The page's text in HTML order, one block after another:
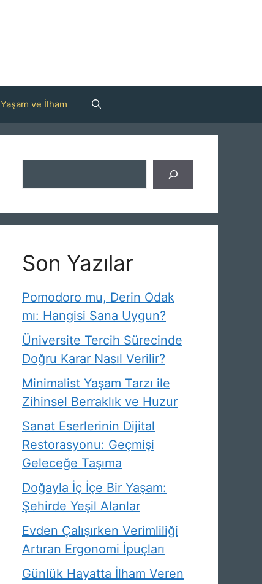
Yaşam ve İlham
Son Yazılar
Pomodoro mu, Derin Odak
mı: Hangisi Sana Uygun?
Üniversite Tercih Sürecinde
Doğru Karar Nasıl Verilir?
Minimalist Yaşam Tarzı ile
Zihinsel Berraklık ve Huzur
Sanat Eserlerinin Dijital
Restorasyonu: Geçmişi
Geleceğe Taşıma
Doğayla İç İçe Bir Yaşam:
Şehirde Yeşil Alanlar
Evden Çalışırken Verimliliği
Artıran Ergonomi İpuçları
Günlük Hayatta İlham Veren